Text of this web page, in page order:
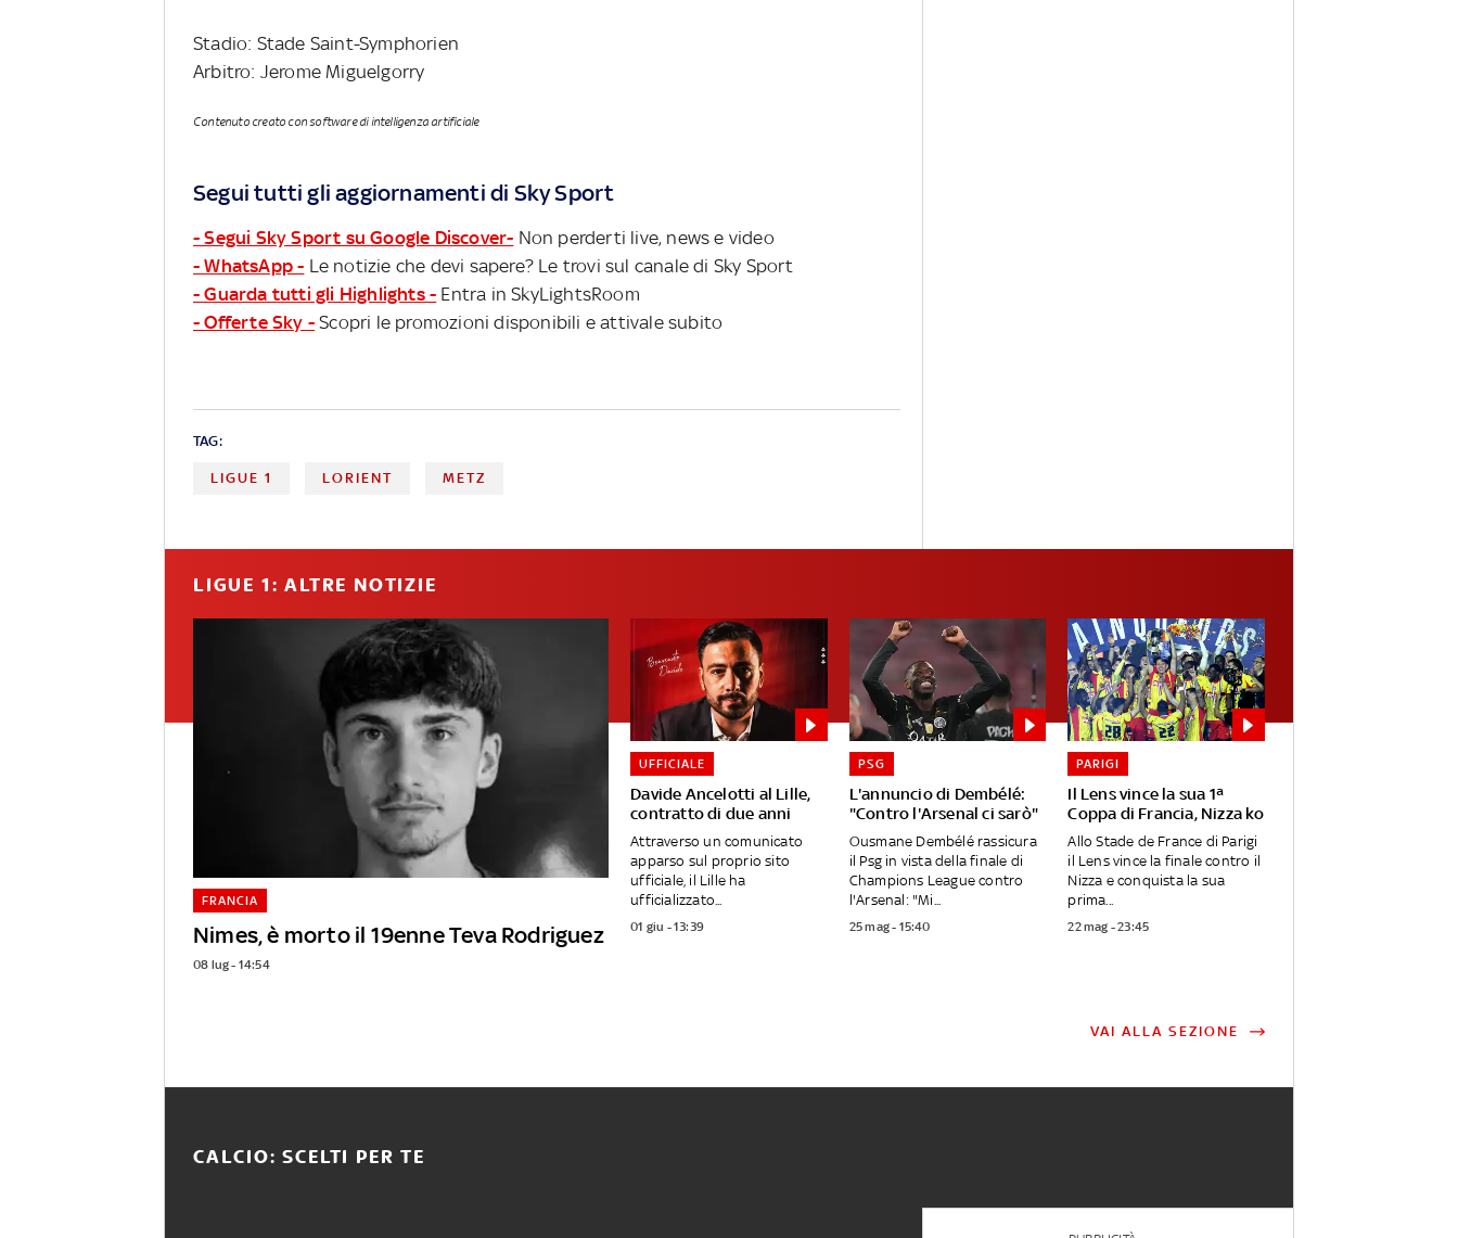
Stadio: Stade Saint-Symphorien
Arbitro: Jerome Miguelgorry
Contenuto creato con software di intelligenza artificiale
Segui tutti gli aggiornamenti di Sky Sport
- Segui Sky Sport su Google Discover- Non perderti live, news e video
- WhatsApp - Le notizie che devi sapere? Le trovi sul canale di Sky Sport
- Guarda tutti gli Highlights - Entra in SkyLightsRoom
- Offerte Sky - Scopri le promozioni disponibili e attivale subito
TAG:
LIGUE 1 LORIENT METZ
LIGUE 1: ALTRE NOTIZIE
Nimes, è morto il 19enne Teva Rodriguez
FRANCIA
08 lug - 14:54
Davide Ancelotti al Lille,
contratto di due anni
UFFICIALE
Attraverso un comunicato
apparso sul proprio sito
ufficiale, il Lille ha
ufficializzato...
01 giu - 13:39
L'annuncio di Dembélé:
"Contro l'Arsenal ci sarò"
PSG
Ousmane Dembélé rassicura
il Psg in vista della finale di
Champions League contro
l'Arsenal: "Mi...
25 mag - 15:40
Il Lens vince la sua 1ª
Coppa di Francia, Nizza ko
PARIGI
Allo Stade de France di Parigi
il Lens vince la finale contro il
Nizza e conquista la sua
prima...
22 mag - 23:45
VAI ALLA SEZIONE
CALCIO: SCELTI PER TE